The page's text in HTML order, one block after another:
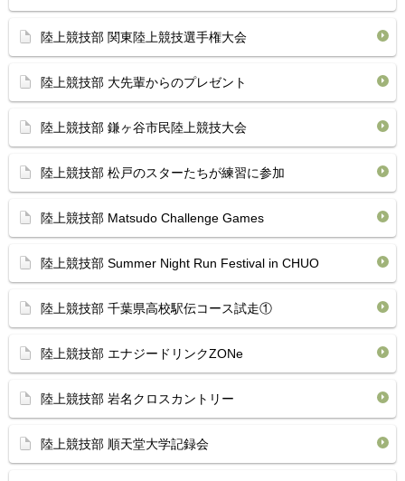
陸上競技部 関東陸上競技選手権大会
陸上競技部 大先輩からのプレゼント
陸上競技部 鎌ヶ谷市民陸上競技大会
陸上競技部 松戸のスターたちが練習に参加
陸上競技部 Matsudo Challenge Games
陸上競技部 Summer Night Run Festival in CHUO
陸上競技部 千葉県高校駅伝コース試走①
陸上競技部 エナジードリンクZONe
陸上競技部 岩名クロスカントリー
陸上競技部 順天堂大学記録会